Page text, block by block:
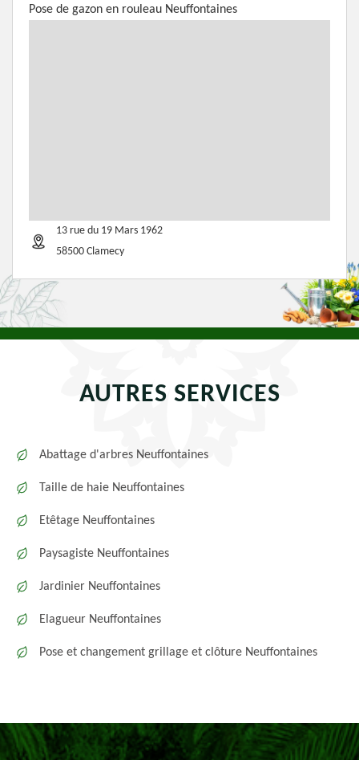
Pose de gazon en rouleau Neuffontaines
13 rue du 19 Mars 1962
58500 Clamecy
AUTRES SERVICES
Abattage d'arbres Neuffontaines
Taille de haie Neuffontaines
Etêtage Neuffontaines
Paysagiste Neuffontaines
Jardinier Neuffontaines
Elagueur Neuffontaines
Pose et changement grillage et clôture Neuffontaines